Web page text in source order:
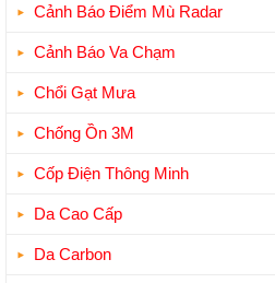
Cảnh Báo Điểm Mù Radar
Cảnh Báo Va Chạm
Chổi Gạt Mưa
Chống Ồn 3M
Cốp Điện Thông Minh
Da Cao Cấp
Da Carbon